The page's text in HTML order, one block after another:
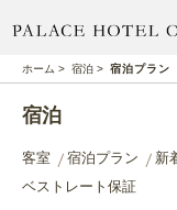
ホーム > 宿泊 > 宿泊プラン
宿泊
客室 宿泊プラン 新
ベストレート保証